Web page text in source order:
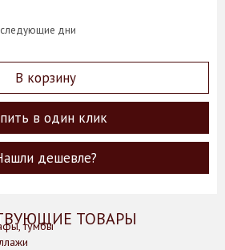
изделия, фигурки животных
тумбы
дни
В корзину
в один клик
дешевле?
ТОВАРЫ